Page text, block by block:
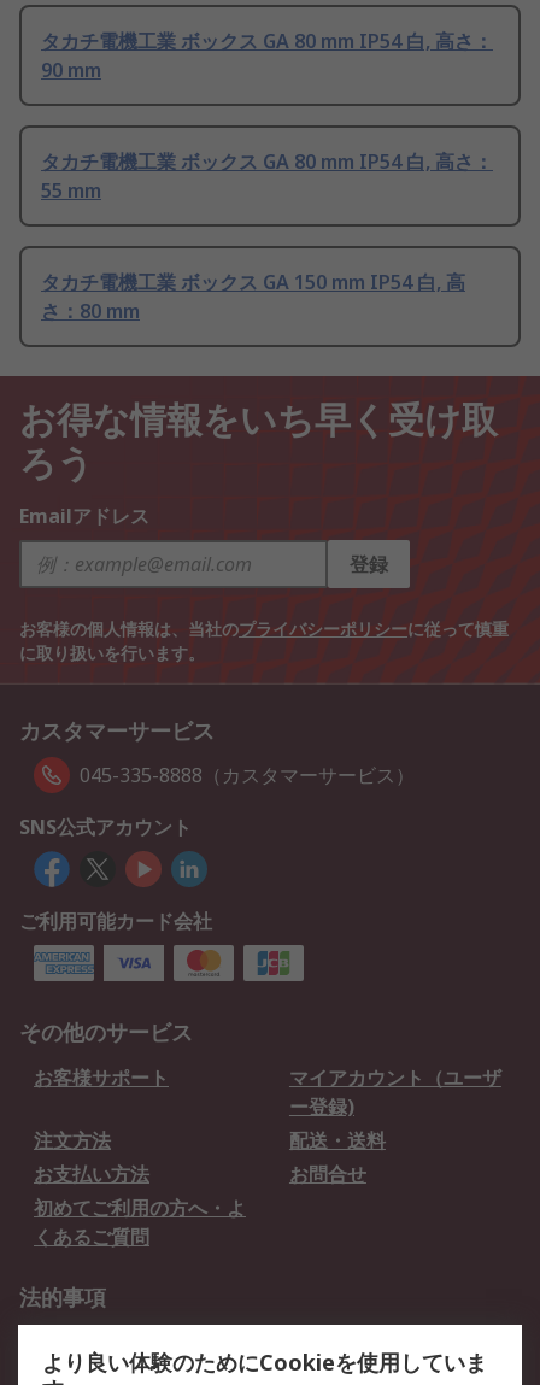
タカチ電機工業 ボックス GA 80 mm IP54 白, 高さ：
90 mm
タカチ電機工業 ボックス GA 80 mm IP54 白, 高さ：
55 mm
タカチ電機工業 ボックス GA 150 mm IP54 白, 高
さ：80 mm
お得な情報をいち早く受け取
ろう
Emailアドレス
登録
お客様の個人情報は、当社のプライバシーポリシーに従って慎重
に取り扱いを行います。
カスタマーサービス
045-335-8888（カスタマーサービス）
SNS公式アカウント
ご利用可能カード会社
その他のサービス
お客様サポート
マイアカウント（ユーザ
ー登録)
注文方法
配送・送料
お支払い方法
お問合せ
初めてご利用の方へ・よ
くあるご質問
法的事項
クッキーポリシー
より良い体験のためにCookieを使用していま